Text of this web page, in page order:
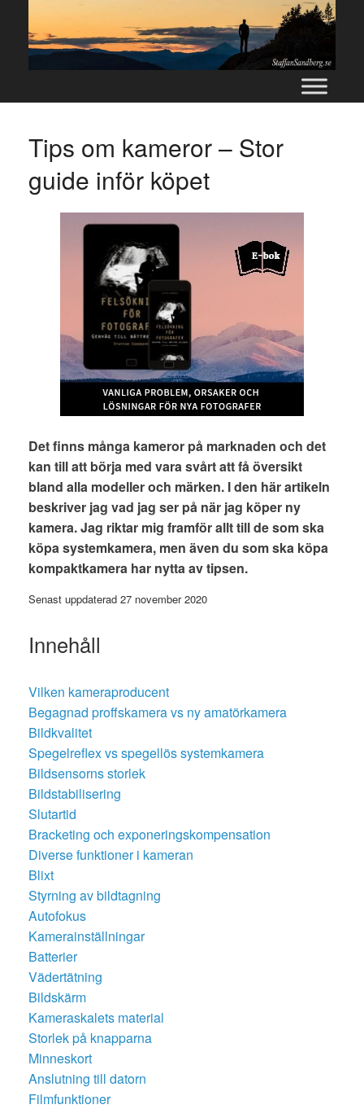
content
Tips om kameror – Stor
guide inför köpet
Det finns många kameror på marknaden och det
kan till att börja med vara svårt att få översikt
bland alla modeller och märken. I den här artikeln
beskriver jag vad jag ser på när jag köper ny
kamera. Jag riktar mig framför allt till de som ska
köpa systemkamera, men även du som ska köpa
kompaktkamera har nytta av tipsen.
Senast uppdaterad 27 november 2020
Innehåll
Vilken kameraproducent
Begagnad proffskamera vs ny amatörkamera
Bildkvalitet
Spegelreflex vs spegellös systemkamera
Bildsensorns storlek
Bildstabilisering
Slutartid
Bracketing och exponeringskompensation
Diverse funktioner i kameran
Blixt
Styrning av bildtagning
Autofokus
Kamerainställningar
Batterier
Vädertätning
Bildskärm
Kameraskalets material
Storlek på knapparna
Minneskort
Anslutning till datorn
Filmfunktioner